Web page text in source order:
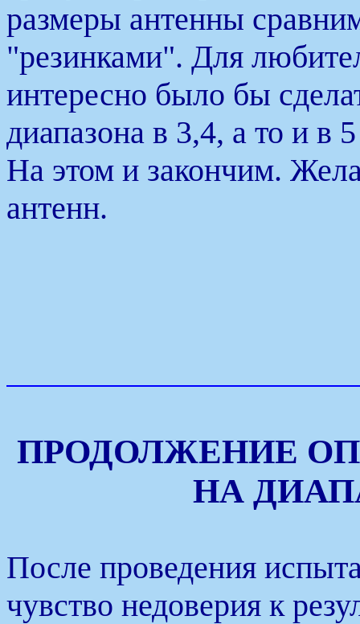
размеры антенны
"резинками". Для
интересно было бы
диапазона в 3,4, а то и в
На этом и закончим.
антенн.
ПРОДОЛЖЕНИЕ
НА
После проведения
чувство недоверия к